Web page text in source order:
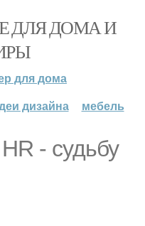
ДЛЯ ДОМА И
для дома
дизайна мебель
- судьбу